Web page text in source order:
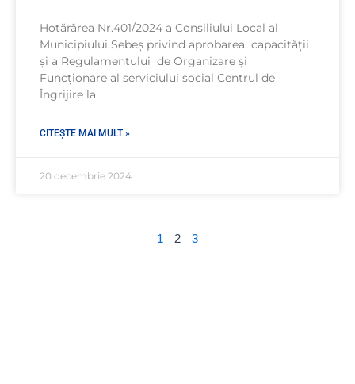
Hotărârea Nr.401/2024 a Consiliului Local al
Municipiului Sebeș privind aprobarea capacității
și a Regulamentului de Organizare și
Funcționare al serviciului social Centrul de
Îngrijire la
CITEȘTE MAI MULT »
20 decembrie 2024
1 2 3